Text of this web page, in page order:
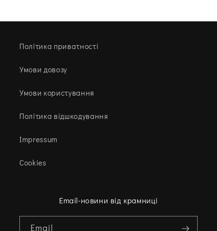
Політика приватності
Умови довозу
Умови користування
Політика відшкодування
Impressum
Cookies
Email-новини від крамниці
Email